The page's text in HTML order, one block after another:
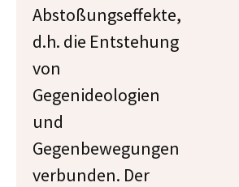
Abstoßungseffekte,
d.h. die Entstehung
von
Gegenideologien
und
Gegenbewegungen
verbunden. Der